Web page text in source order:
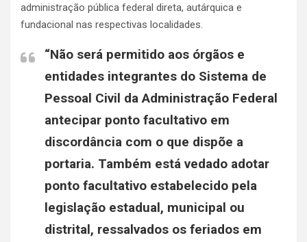
administração pública federal direta, autárquica e
fundacional nas respectivas localidades.
“Não será permitido aos órgãos e
entidades integrantes do Sistema de
Pessoal Civil da Administração Federal
antecipar ponto facultativo em
discordância com o que dispõe a
portaria. Também está vedado adotar
ponto facultativo estabelecido pela
legislação estadual, municipal ou
distrital, ressalvados os feriados em